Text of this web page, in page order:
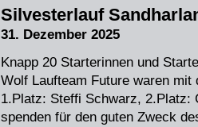
Silvesterlauf
31. Dezember 2025
Knapp 20 Starterinnen und
Wolf Laufteam Future waren
1.Platz: Steffi Schwarz, 2.Platz:
spenden für den guten Zweck